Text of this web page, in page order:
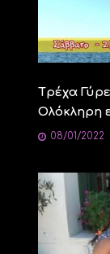
Tρέχα
Ολόκληρη
08/01/2022